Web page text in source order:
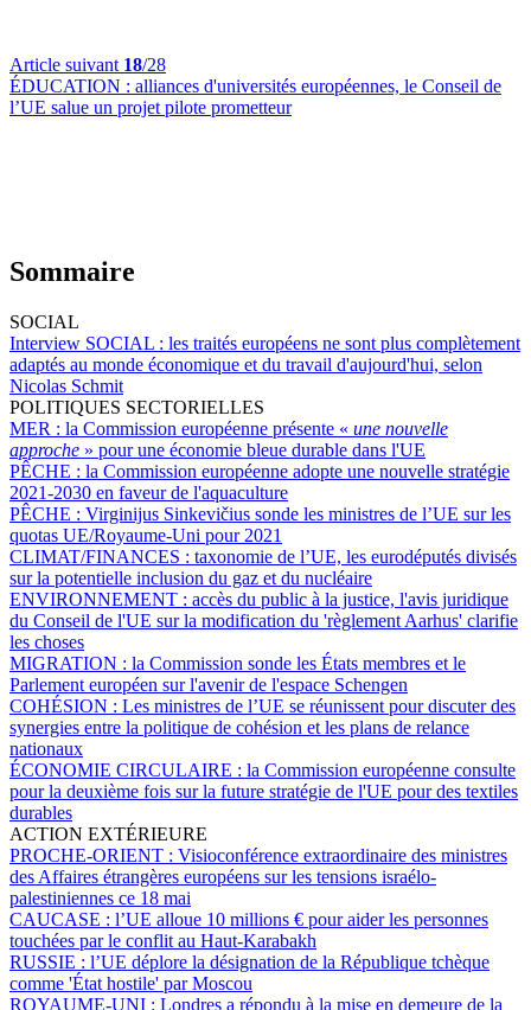
Article suivant 18/28
ÉDUCATION : alliances d'universités européennes, le Conseil de
l’UE salue un projet pilote prometteur
Sommaire
SOCIAL
Interview SOCIAL : les traités européens ne sont plus complètement
adaptés au monde économique et du travail d'aujourd'hui, selon
Nicolas Schmit
POLITIQUES SECTORIELLES
MER : la Commission européenne présente « une nouvelle
approche » pour une économie bleue durable dans l'UE
PÊCHE : la Commission européenne adopte une nouvelle stratégie
2021-2030 en faveur de l'aquaculture
PÊCHE : Virginijus Sinkevičius sonde les ministres de l’UE sur les
quotas UE/Royaume-Uni pour 2021
CLIMAT/FINANCES : taxonomie de l’UE, les eurodéputés divisés
sur la potentielle inclusion du gaz et du nucléaire
ENVIRONNEMENT : accès du public à la justice, l'avis juridique
du Conseil de l'UE sur la modification du 'règlement Aarhus' clarifie
les choses
MIGRATION : la Commission sonde les États membres et le
Parlement européen sur l'avenir de l'espace Schengen
COHÉSION : Les ministres de l’UE se réunissent pour discuter des
synergies entre la politique de cohésion et les plans de relance
nationaux
ÉCONOMIE CIRCULAIRE : la Commission européenne consulte
pour la deuxième fois sur la future stratégie de l'UE pour des textiles
durables
ACTION EXTÉRIEURE
PROCHE-ORIENT : Visioconférence extraordinaire des ministres
des Affaires étrangères européens sur les tensions israélo-
palestiniennes ce 18 mai
CAUCASE : l’UE alloue 10 millions € pour aider les personnes
touchées par le conflit au Haut-Karabakh
RUSSIE : l’UE déplore la désignation de la République tchèque
comme 'État hostile' par Moscou
ROYAUME-UNI : Londres a répondu à la mise en demeure de la